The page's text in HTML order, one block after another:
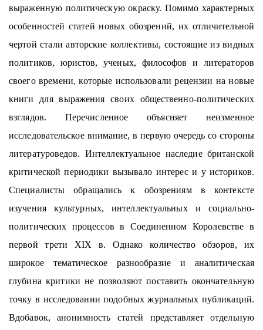
выраженную политическую окраску. Помимо характерных
особенностей статей новых обозрений, их отличительной
чертой стали авторские коллективы, состоящие из видных
политиков, юристов, ученых, философов и литераторов
своего времени, которые использовали рецензии на новые
книги для выражения своих общественно-политических
взглядов. Перечисленное объясняет неизменное
исследовательское внимание, в первую очередь со стороны
литературоведов. Интеллектуальное наследие британской
критической периодики вызывало интерес и у историков.
Специалисты обращались к обозрениям в контексте
изучения культурных, интеллектуальных и социально-
политических процессов в Соединенном Королевстве в
первой трети XIX в. Однако количество обзоров, их
широкое тематическое разнообразие и аналитическая
глубина критики не позволяют поставить окончательную
точку в исследовании подобных журнальных публикаций.
Вдобавок, анонимность статей представляет отдельную